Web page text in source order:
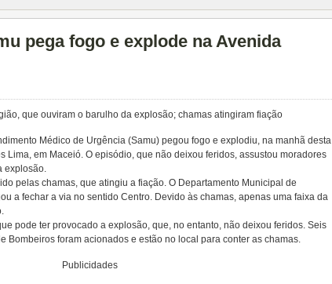
pega fogo e explode na Avenida
que ouviram o barulho da explosão; chamas atingiram fiação
Médico de Urgência (Samu) pegou fogo e explodiu, na manhã desta
Lima, em Maceió. O episódio, que não deixou feridos, assustou moradores
explosão.
pelas chamas, que atingiu a fiação. O Departamento Municipal de
a fechar a via no sentido Centro. Devido às chamas, apenas uma faixa da
pode ter provocado a explosão, que, no entanto, não deixou feridos. Seis
Bombeiros foram acionados e estão no local para conter as chamas.
Publicidades